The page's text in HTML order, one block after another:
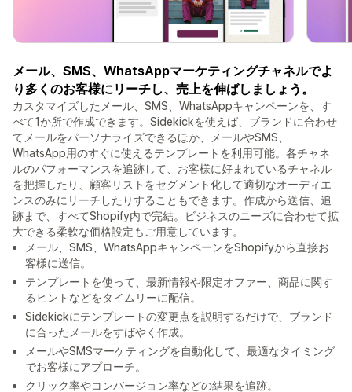
メール、SMS、WhatsAppマーケティングチャネルでよ
り多くのお客様にリーチし、売上を伸ばしましょう。
カスタマイズしたメール、SMS、WhatsAppキャンペーンを、す
べて1か所で作成できます。Sidekickを使えば、ブランドに合わせ
てメールをパーソナライズできるほか、メールやSMS、
WhatsApp用のすぐに使えるテンプレートを利用可能。各チャネ
ルのパフォーマンスを追跡して、お客様に好まれているチャネル
を把握したり、顧客リストをセグメント化して適切なオーディエ
ンスのみにリーチしたりすることもできます。作成から送信、追
跡まで、すべてShopify内で完結。ビジネスのニーズに合わせて拡
大できる柔軟な価格設定もご用意しています。
メール、SMS、WhatsAppキャンペーンをShopifyから直接お
客様に送信。
テンプレートを使って、最新情報や限定オファー、商品に関す
るヒントなどをタイムリーに配信。
Sidekickにテンプレートの変更点を説明するだけで、ブランド
に合ったメールをすばやく作成。
メールやSMSマーケティングを自動化して、最適なタイミング
でお客様にアプローチ。
クリック率やコンバージョン率などの結果を追跡。